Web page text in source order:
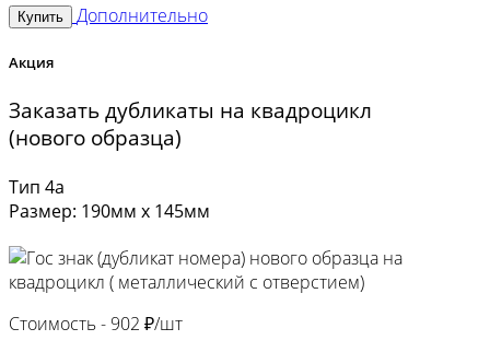
Купить Дополнительно
Акция
Заказать дубликаты на квадроцикл
(нового образца)
Тип 4а
Размер: 190мм х 145мм
Стоимость - 902 ₽/шт